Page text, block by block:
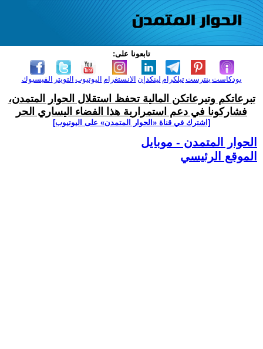
تابعونا على:
الفيسبوك التويتر اليوتيوب الانستغرام لينكدإن تيلكرامبنترست بودكاست
تبرعاتكم وتبرعاتكن المالية تحفظ استقلال الحوار المتمدن،
فشاركونا في دعم استمرارية هذا الفضاء اليساري الحر
[اشترك في قناة ‫«الحوار المتمدن» على اليوتيوب]
الحوار المتمدن - موبايل
الموقع الرئيسي